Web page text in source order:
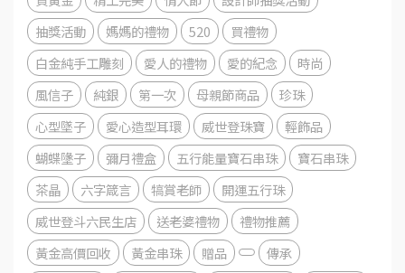
抽獎活動
媽媽的禮物 520
買禮物
白金純手工雕刻
愛人的禮物 愛的紀念
時尚
風信子
純銀 第一次 母親節商品
珍珠
心型墜子
愛心造型耳環 威世登珠寶
輕飾品
蝴蝶墬子
彌月禮盒 五行能量寶石串珠
寶石串珠
茶晶
六字箴言 犒賞老師
開運五行珠
威世登斗六民生店
送老婆禮物
禮物推薦
黃金高價回收
黃金串珠 贈品
傳承